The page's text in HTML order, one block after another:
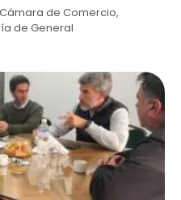
de Comercio,
de General